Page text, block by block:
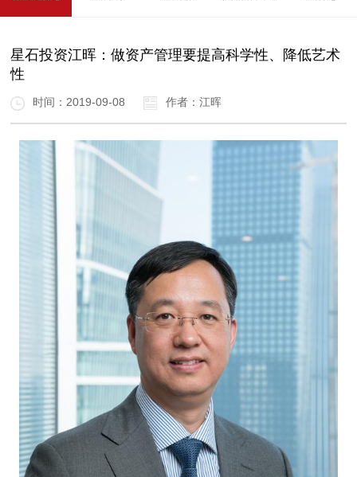
星石投资江晖：做资产管理要提高科学性、降低艺术
性
时间：2019-09-08 作者：江晖